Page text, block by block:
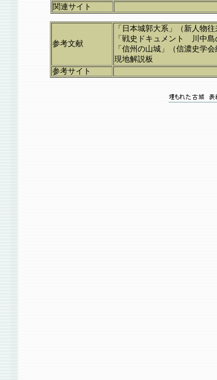
関連サイト
参考文献
「日本城郭大系」（新人物
「戦史ドキュメント 川中
「信州の山城」（信濃史学
現地解説板
参考サイト